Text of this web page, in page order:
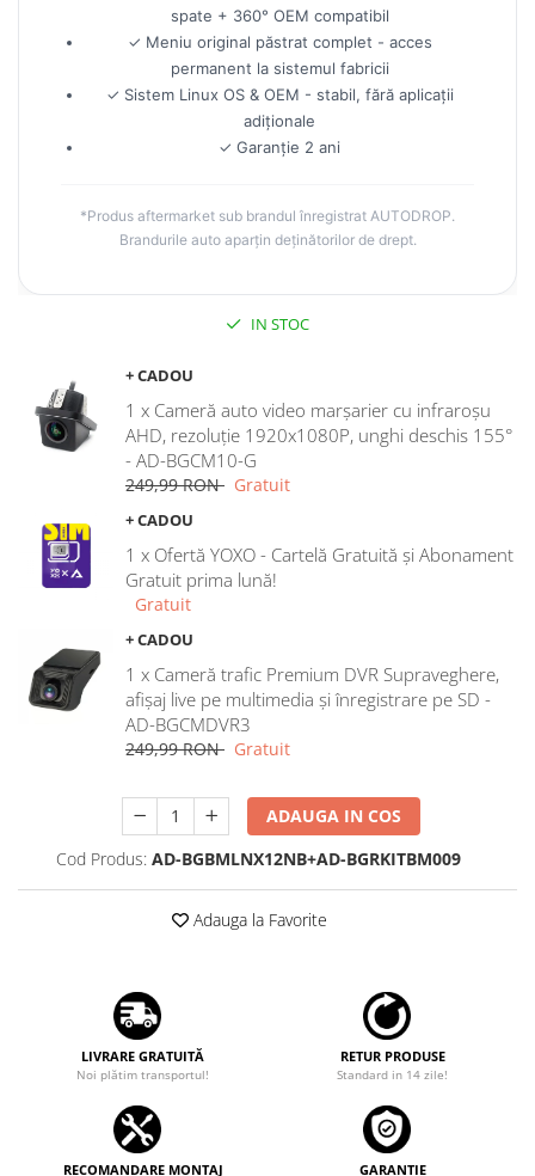
Navigații auto universale
Navigații auto universale
Navigații universale 2DIN
Rame adaptoare auto
Rame adaptoare Volkswagen
Rame adaptoare Ford
Rame adaptoare M-Benz
Rame adaptoare Opel
Rame adaptoare Skoda
Rame adaptoare Suzuki
Rame adaptoare Dacia
Rame adaptoare Audi
Rame adaptoare BMW
Rame adaptoare Seat
Rame adaptoare Renault
Rame adaptoare Volvo
Rame Adaptoare Porsche
Rame adaptoare Citroen
spate + 360° OEM compatibil
✓ Meniu original păstrat complet - acces
permanent la sistemul fabricii
✓ Sistem Linux OS & OEM - stabil, fără aplicații
adiționale
✓ Garanție 2 ani
*Produs aftermarket sub brandul înregistrat AUTODROP.
Brandurile auto aparțin deținătorilor de drept.
IN STOC
+ CADOU
1 x Cameră auto video marșarier cu infraroșu
AHD, rezoluție 1920x1080P, unghi deschis 155°
- AD-BGCM10-G
249,99 RON Gratuit
+ CADOU
1 x Ofertă YOXO - Cartelă Gratuită și Abonament
Gratuit prima lună!
Gratuit
+ CADOU
1 x Cameră trafic Premium DVR Supraveghere,
afișaj live pe multimedia și înregistrare pe SD -
AD-BGCMDVR3
249,99 RON Gratuit
ADAUGA IN COS
Cod Produs: AD-BGBMLNX12NB+AD-BGRKITBM009
Adauga la Favorite
LIVRARE GRATUITĂ
Noi plătim transportul!
RETUR PRODUSE
Standard in 14 zile!
RECOMANDARE MONTAJ GARANȚIE